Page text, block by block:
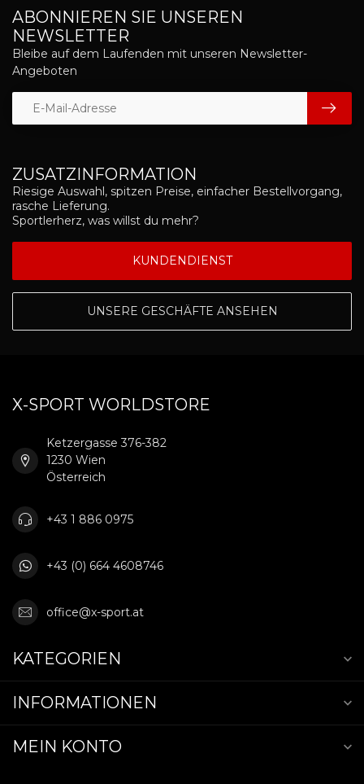
ZUSATZINFORMATION
Riesige Auswahl, spitzen Preise, einfacher Bestellvorgang,
rasche Lieferung.
Sportlerherz, was willst du mehr?
KUNDENDIENST
UNSERE GESCHÄFTE ANSEHEN
ABONNIEREN SIE UNSEREN
NEWSLETTER
Bleibe auf dem Laufenden mit unseren Newsletter-
Angeboten
X-SPORT WORLDSTORE
Ketzergasse 376-382
1230 Wien
Österreich
+43 1 886 0975
+43 (0) 664 4608746
office@x-sport.at
KATEGORIEN
INFORMATIONEN
MEIN KONTO